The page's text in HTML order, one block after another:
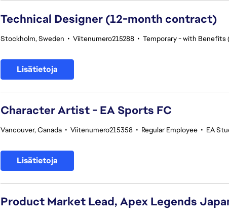
Technical Designer (12-month contract)
Stockholm, Sweden • Viitenumero215288 • Temporary - with Benefits
Lisätietoja
Character Artist - EA Sports FC
Vancouver, Canada • Viitenumero215358 • Regular Employee • EA
Lisätietoja
Product Market Lead, Apex Legends